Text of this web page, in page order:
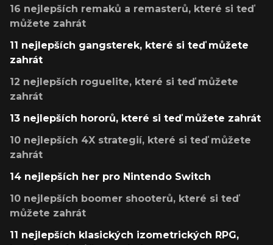
16 nejlepších remaků a remasterů, které si teď
můžete zahrát
11 nejlepších gangsterek, které si teď můžete
zahrát
12 nejlepších roguelite, které si teď můžete
zahrát
13 nejlepších hororů, které si teď můžete zahrát
10 nejlepších 4X strategií, které si teď můžete
zahrát
14 nejlepších her pro Nintendo Switch
10 nejlepších boomer shooterů, které si teď
můžete zahrát
11 nejlepších klasických izometrických RPG,